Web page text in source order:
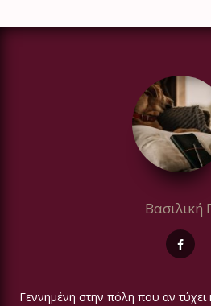
Βασιλική
Γεννημένη στην πόλη που αν τύχει